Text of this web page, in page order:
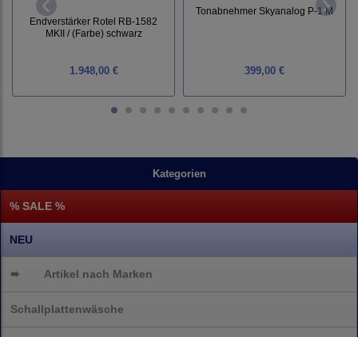
Kategorien
% SALE %
NEU
➨ Artikel nach Marken
Schallplattenwäsche
Endverstärker Rotel RB-1582
MKII / (Farbe) schwarz
1.948,00 €
Tonabnehmer Skyanalog P-1 M
399,00 €